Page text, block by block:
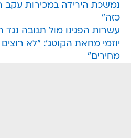
נמשכת הירידה במכירות עקב
כזה"
עשרות הפגינו מול תנובה
יוזמי מחאת הקוטג': "לא
מחירים"